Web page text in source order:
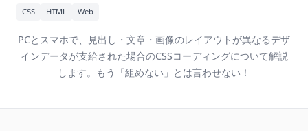
CSS HTML Web
PCとスマホで、見出し・文章・画像のレイアウトが異なるデザ
インデータが支給された場合のCSSコーディングについて解説
します。もう「組めない」とは言わせない！